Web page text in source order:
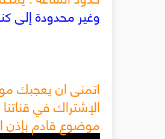
وغير محدودة إلى
اتمنى ان يعجبك
الإشتراك في
موضوع قادم بإذن